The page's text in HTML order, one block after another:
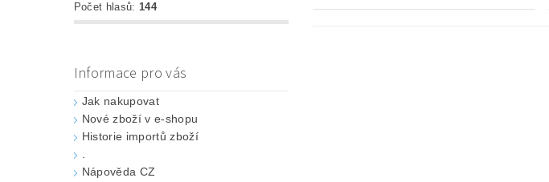
Počet hlasů: 144
Informace pro vás
Jak nakupovat
Nové zboží v e-shopu
Historie importů zboží
Nápověda CZ